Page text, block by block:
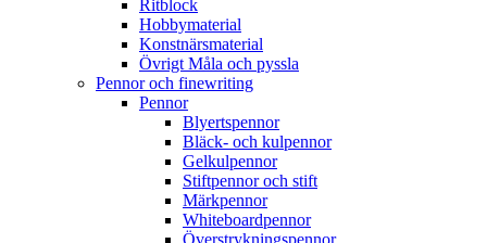
Ritblock
Hobbymaterial
Konstnärsmaterial
Övrigt Måla och pyssla
Pennor och finewriting
Pennor
Blyertspennor
Bläck- och kulpennor
Gelkulpennor
Stiftpennor och stift
Märkpennor
Whiteboardpennor
Överstrykningspennor